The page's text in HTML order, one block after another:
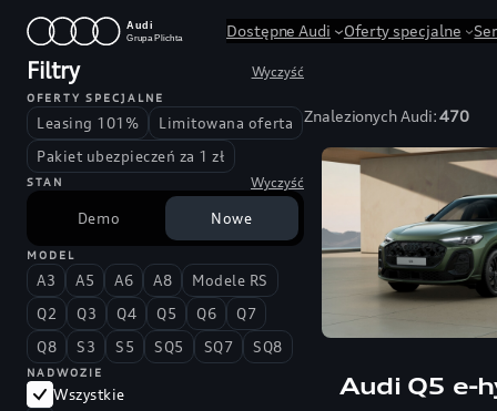
Przejdź
treści
Dostępne Audi Oferty specjalne
Filtry Wyczyść
OFERTY SPECJALNE
Leasing 101%
Limitowana oferta
Pakiet ubezpieczeń za 1 zł
STAN Wyczyść
Demo Nowe
MODEL
A3 A5 A6 A8
Modele RS
Q2
Q3 Q4 Q5 Q6
Q7
Q8
S3 S5 SQ5 SQ7 SQ8
NADWOZIE
Wszystkie
Znalezionych Audi:470
Audi Q5 e-